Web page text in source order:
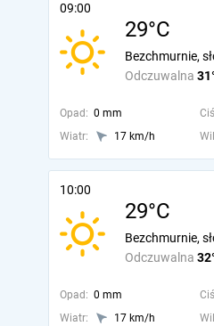
09:00
29°C
Odczuwalna
Bezchmurnie,
Opad: 0 mm
Wiatr:
17 km/h
10:00
29°C
Odczuwalna
Bezchmurnie,
Opad: 0 mm
Wiatr:
17 km/h